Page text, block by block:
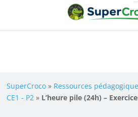
SuperCroco » Ressources
CE1 - P2 » L’heure pile (24h) –